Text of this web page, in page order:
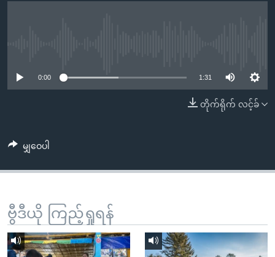
ကြည့်
ရှာဖွေ
နေရာ
သို့
ကျော်
ရန်
0:00 1:31
တိုက်ရိုက် လင့်ခ်
မျှဝေပါ
ဗွီဒီယို ကြည့်ရှုရန်